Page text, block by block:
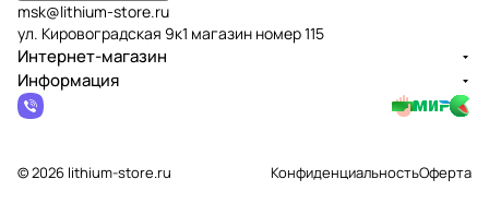
msk@lithium-store.ru
ул. Кировоградская 9к1 магазин номер 115
Интернет-магазин
Информация
© 2026 lithium-store.ru КонфиденциальностьОферта